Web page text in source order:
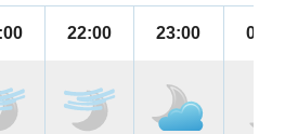
22:00 23:00 00:00